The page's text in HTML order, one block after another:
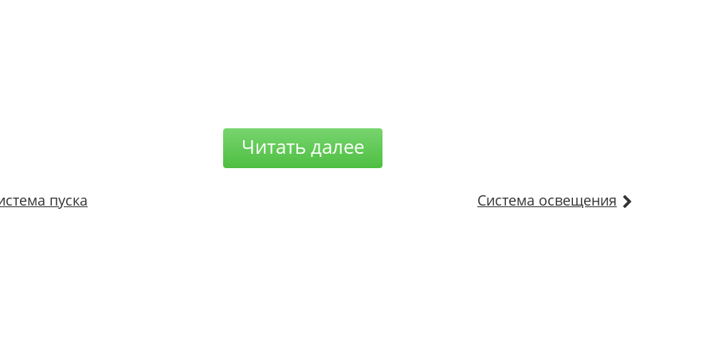
Читать далее
пуска Система освещения